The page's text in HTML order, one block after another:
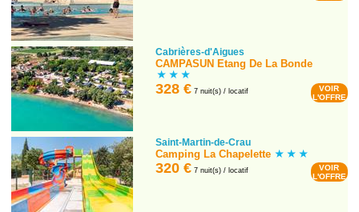
Cabrières-d'Aigues
CAMPASUN Etang De La Bonde
328 € 7 nuit(s) / locatif
VOIR
L'OFFRE
Saint-Martin-de-Crau
Camping La Chapelette
320 € 7 nuit(s) / locatif
VOIR
L'OFFRE